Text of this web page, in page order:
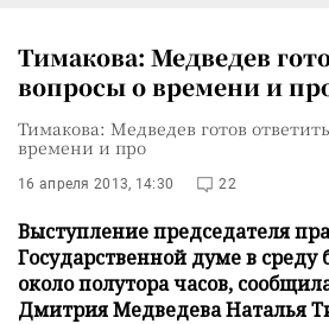
Тимакова: Медведев
вопросы о времени и
Тимакова: Медведев готов
времени и про
16 апреля 2013, 14:30 22
Выступление председателя
Государственной думе в среду
около полутора часов,
Дмитрия Медведева Наталья